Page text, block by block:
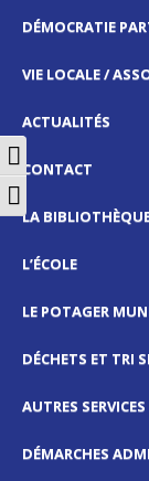
Passer en
Changer la
DÉMOCRATIE
VIE LOCALE /
ACTUALITÉS
CONTACT
LA
L’ÉCOLE
LE POTAGER
DÉCHETS ET TRI
AUTRES
DÉMARCHES